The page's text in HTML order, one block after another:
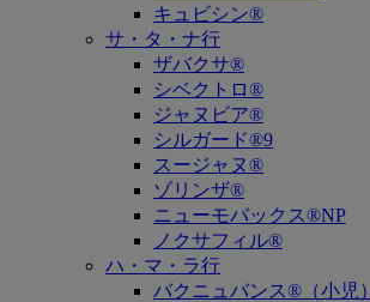
キュビシン®
サ・タ・ナ行
ザバクサ®
シベクトロ®
ジャヌビア®
シルガード®9
スージャヌ®
ゾリンザ®
ニューモバックス®NP
ノクサフィル®
ハ・マ・ラ行
バクニュバンス®（小児）